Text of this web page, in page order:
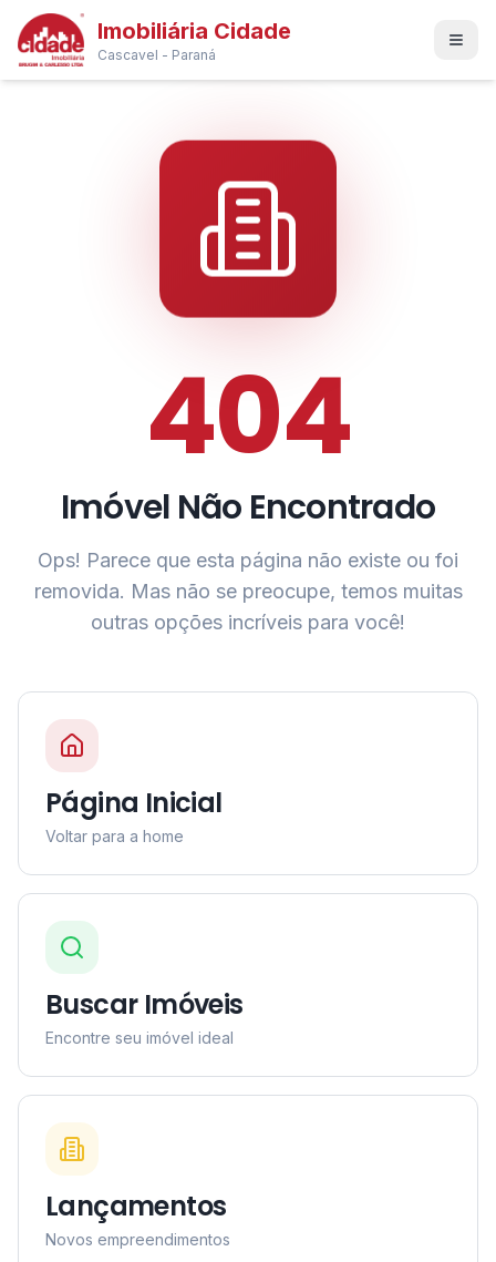
Imobiliária Cidade
Cascavel - Paraná
404
Imóvel Não Encontrado
Ops! Parece que esta página não existe ou foi
removida. Mas não se preocupe, temos muitas
outras opções incríveis para você!
Página Inicial
Voltar para a home
Buscar Imóveis
Encontre seu imóvel ideal
Lançamentos
Novos empreendimentos